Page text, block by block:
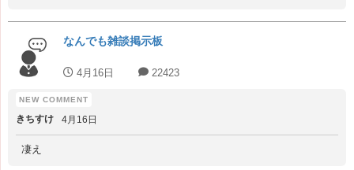
なんでも雑談掲示板
4月16日 22423
きちすけ 4月16日
凄え